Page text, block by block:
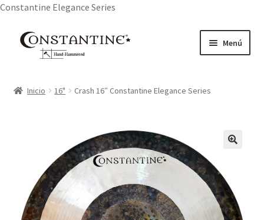
Constantine Elegance Series
Menú
Checkout
My account
Inicio 16" Crash 16″ Constantine Elegance Series